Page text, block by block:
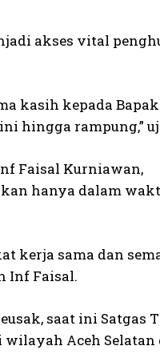
akses vital
kasih kepada
hingga rampung,”
Faisal Kurniawan,
hanya dalam
kerja sama dan
Inf Faisal.
saat ini Satgas
Aceh Selatan